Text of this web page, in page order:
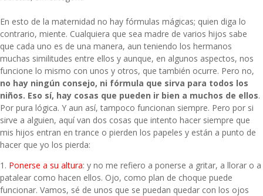
En esto de la maternidad no hay fórmulas mágicas; quien diga lo
contrario, miente. Cualquiera que sea madre de varios hijos sabe
que cada uno es de una manera, aun teniendo los hermanos
muchas similitudes entre ellos y aunque, en algunos aspectos, nos
funcione lo mismo con unos y otros, que también ocurre. Pero no,
no hay ningún consejo, ni fórmula que sirva para todos los
niños. Eso sí, hay cosas que pueden ir bien a muchos de ellos.
Por pura lógica. Y aun así, tampoco funcionan siempre. Pero por si
sirve a alguien, aquí van dos cosas que intento hacer siempre que
mis hijos entran en trance o pierden los papeles y están a punto de
hacer que yo los pierda:
1. Ponerse a su altura: y no me refiero a ponerse a gritar, a llorar o a
patalear como hacen ellos. Ojo, como plan de choque puede
funcionar. Vamos, sé de unos que se puedan quedar con los ojos